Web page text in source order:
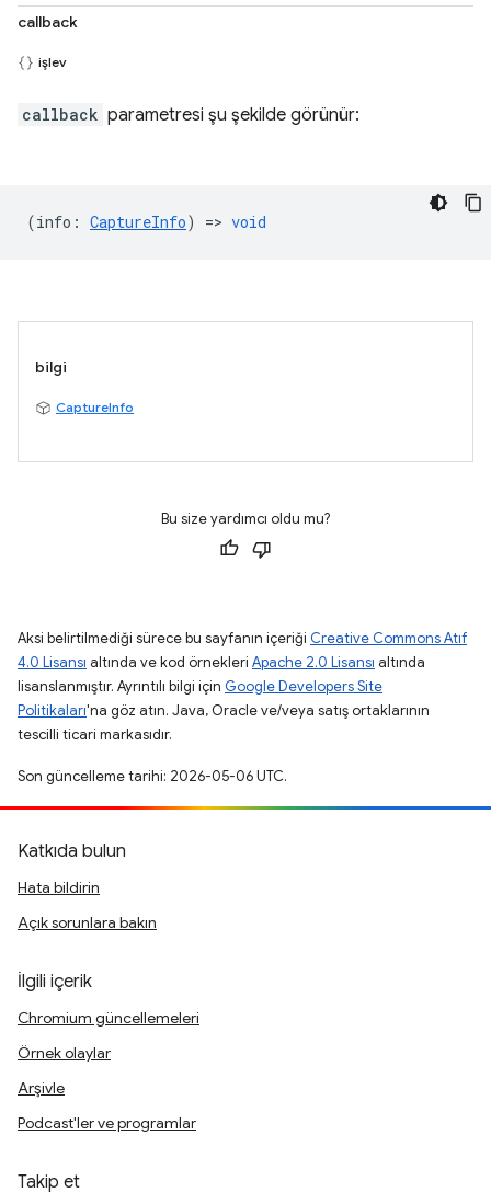
callback
işlev
callback parametresi şu şekilde görünür:
(info : CaptureInfo) => void
bilgi
CaptureInfo
Bu size yardımcı oldu mu?
Aksi belirtilmediği sürece bu sayfanın içeriği Creative Commons Atıf
4.0 Lisansı altında ve kod örnekleri Apache 2.0 Lisansı altında
lisanslanmıştır. Ayrıntılı bilgi için Google Developers Site
Politikaları'na göz atın. Java, Oracle ve/veya satış ortaklarının
tescilli ticari markasıdır.
Son güncelleme tarihi: 2026-05-06 UTC.
Katkıda bulun
Hata bildirin
Açık sorunlara bakın
İlgili içerik
Chromium güncellemeleri
Örnek olaylar
Arşivle
Podcast'ler ve programlar
Takip et